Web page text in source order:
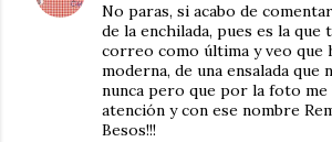
No paras, si acabo de
de la enchilada, pues es la que
correo como última y veo que
moderna, de una ensalada que
nunca pero que por la foto me
atención y con ese nombre
Besos!!!